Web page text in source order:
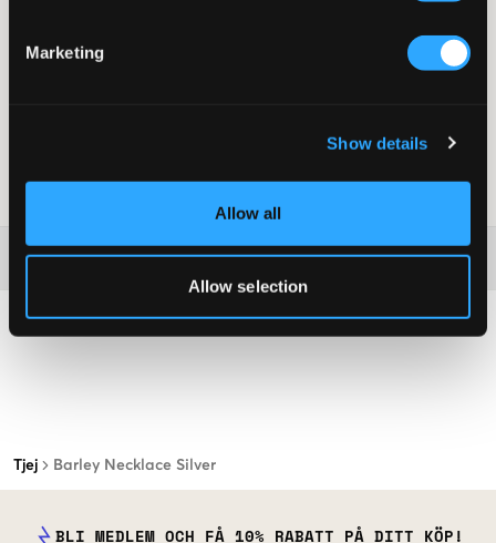
Marketing
Show details
Allow all
Allow selection
Tjej Barley Necklace Silver
med en liten rund logobricka för en justerbar passform.
Halsband
Mer information om tvättråd
BLI MEDLEM OCH FÅ 10% RABATT PÅ DITT KÖP!